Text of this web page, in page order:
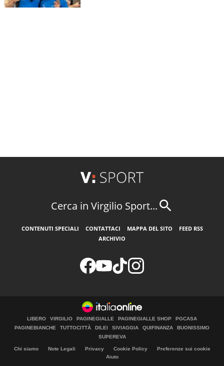
Cerca in Virgilio Sport...
CONTENUTI SPECIALI CONTATTACI MAPPA DEL SITO
FEED RSS
ARCHIVIO
LIBERO VIRGILIO PAGINEGIALLE PAGINEGIALLE SHOP
PGCASA
PAGINEBIANCHE
TUTTOCITTÀ DILEI SIVIAGGIA QUIFINANZA
BUONISSIMO
SUPEREVA
Chi siamo Note Legali Privacy Cookie Policy
Preferenze sui cookie
Aiuto